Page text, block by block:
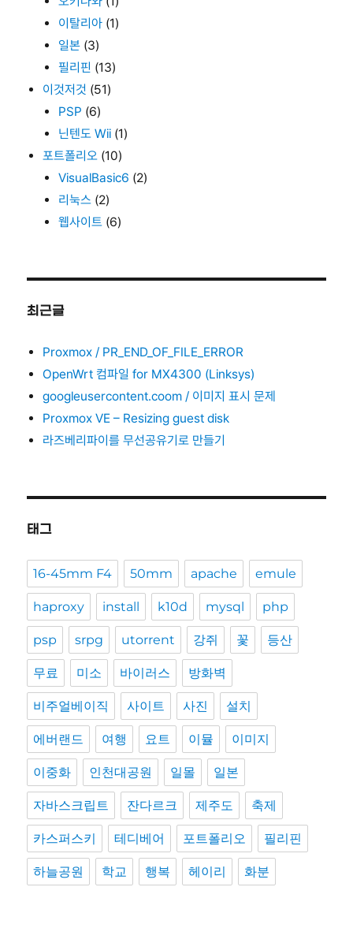
이탈리아 (1)
일본 (3)
필리핀 (13)
이것저것 (51)
PSP (6)
닌텐도 Wii (1)
포트폴리오 (10)
VisualBasic6 (2)
리눅스 (2)
웹사이트 (6)
최근글
Proxmox / PR_END_OF_FILE_ERROR
OpenWrt 컴파일 for MX4300 (Linksys)
googleusercontent.coom / 이미지 표시 문제
Proxmox VE – Resizing guest disk
라즈베리파이를 무선공유기로 만들기
태그
16-45mm F4 50mm apache emule
haproxy install k10d mysql php
psp srpg utorrent 강쥐 꽃 등산
무료 미소 바이러스 방화벽
비주얼베이직 사이트 사진 설치
에버랜드 여행 요트 이뮬 이미지
이중화 인천대공원 일몰 일본
자바스크립트 잔다르크 제주도 축제
카스퍼스키 테디베어 포트폴리오 필리핀
하늘공원 학교 행복 헤이리 화분